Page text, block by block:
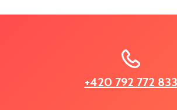
+420 792 772 833